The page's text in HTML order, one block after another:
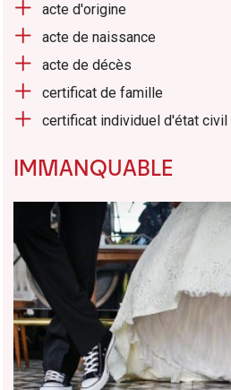
acte d'origine
acte de naissance
acte de décès
certificat de famille
certificat individuel d'état civil
IMMANQUABLE